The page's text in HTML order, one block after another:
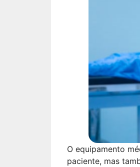
O equipamento
paciente, mas